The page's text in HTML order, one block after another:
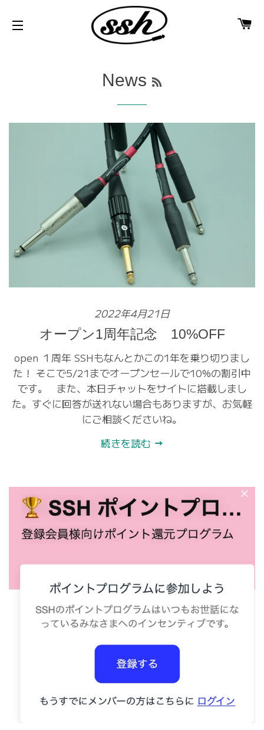
News
2022年4月21日
オープン1周年記念 10%OFF
open １周年 SSHもなんとかこの1年を乗り切りまし
た！ そこで5/21までオープンセールで10%の割引中
です。 また、本日チャットをサイトに搭載しまし
た。すぐに回答が送れない場合もありますが、お気軽
にご相談くださいね。
続きを読む